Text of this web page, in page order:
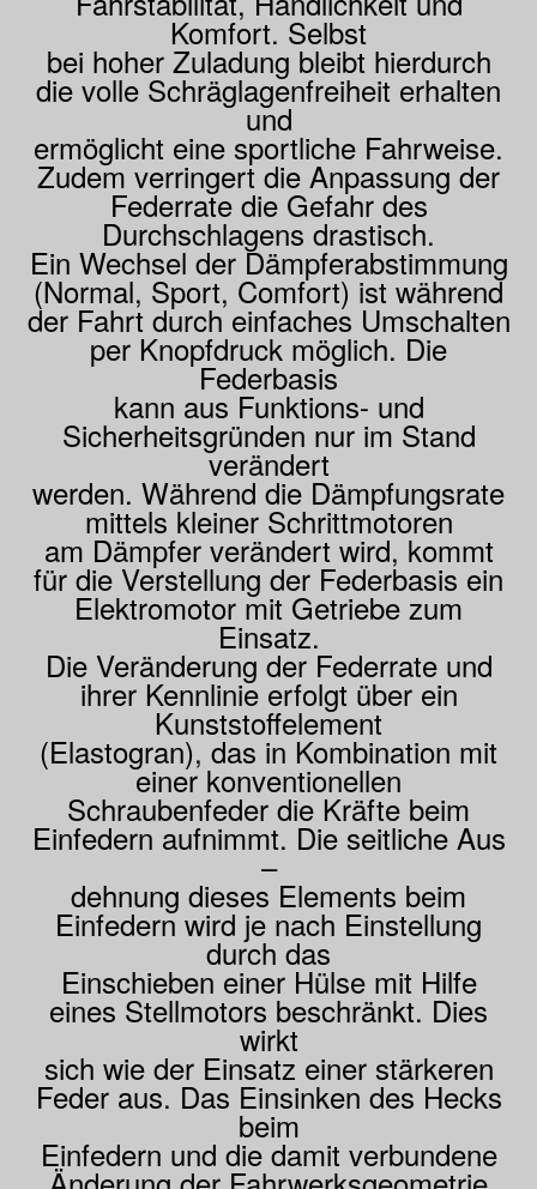
Komfort. Selbst
bei hoher Zuladung bleibt hierdurch
die volle Schräglagenfreiheit erhalten
und
ermöglicht eine sportliche Fahrweise.
Zudem verringert die Anpassung der
Federrate die Gefahr des
Durchschlagens drastisch.
Ein Wechsel der Dämpferabstimmung
(Normal, Sport, Comfort) ist während
der Fahrt durch einfaches Umschalten
per Knopfdruck möglich. Die
Federbasis
kann aus Funktions- und
Sicherheitsgründen nur im Stand
verändert
werden. Während die Dämpfungsrate
mittels kleiner Schrittmotoren
am Dämpfer verändert wird, kommt
für die Verstellung der Federbasis ein
Elektromotor mit Getriebe zum
Einsatz.
Die Veränderung der Federrate und
ihrer Kennlinie erfolgt über ein
Kunststoffelement
(Elastogran), das in Kombination mit
einer konventionellen
Schraubenfeder die Kräfte beim
Einfedern aufnimmt. Die seitliche Aus
–
dehnung dieses Elements beim
Einfedern wird je nach Einstellung
durch das
Einschieben einer Hülse mit Hilfe
eines Stellmotors beschränkt. Dies
wirkt
sich wie der Einsatz einer stärkeren
Feder aus. Das Einsinken des Hecks
beim
Einfedern und die damit verbundene